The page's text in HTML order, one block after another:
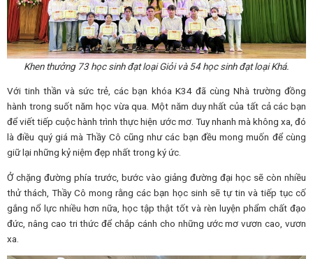
Khen thưởng 73 học sinh đạt loại Giỏi và 54 học sinh đạt loại Khá.
Với tinh thần và sức trẻ, các bạn khóa K34 đã cùng Nhà trường đồng
hành trong suốt năm học vừa qua. Một năm duy nhất của tất cả các bạn
để viết tiếp cuộc hành trình thực hiện ước mơ. Tuy nhanh mà không xa, đó
là điều quý giá mà Thầy Cô cũng như các bạn đều mong muốn để cùng
giữ lại những kỷ niệm đẹp nhất trong ký ức.
Ở chặng đường phía trước, bước vào giảng đường đại học sẽ còn nhiều
thử thách, Thầy Cô mong rằng các bạn học sinh sẽ tự tin và tiếp tục cố
gắng nổ lực nhiều hơn nữa, học tập thật tốt và rèn luyện phẩm chất đạo
đức, nâng cao tri thức để chắp cánh cho những ước mơ vươn cao, vươn
xa.